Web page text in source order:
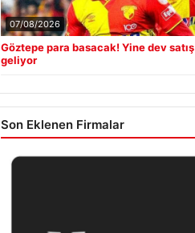
07/08/2026
Göztepe para basacak! Yine dev satış
geliyor
Son Eklenen Firmalar